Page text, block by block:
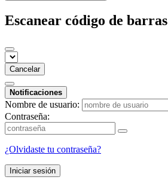
Escanear código de barras
Cancelar
Notificaciones
Nombre de usuario:
Contraseña:
¿Olvidaste tu contraseña?
Iniciar sesión